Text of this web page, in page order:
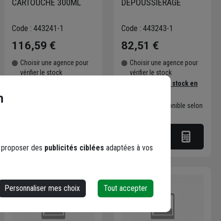
CARTOUCHE 300ML
Code : 443241-1
116,59 €
Choisir une agence pour
vérifier le stock
DEPOUSSIERAGE
Code : 443243-1
82,51 €
Choisir une agence pour
vérifier le stock
Trouver du stock en
Livraison disponible selon
des publicités ciblées adaptées à vos
Personnaliser mes choix Tout accepter